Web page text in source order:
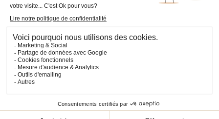
+33 (0)2 40 36 20 61
Facebook
INFORMATIONS 